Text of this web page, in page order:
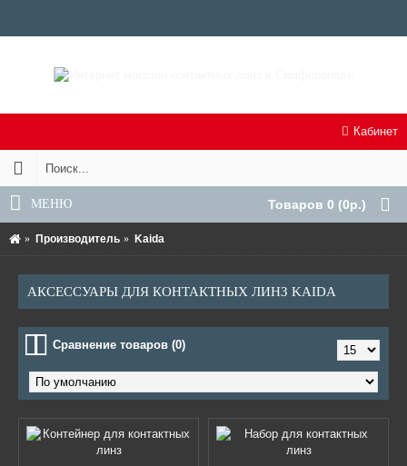
Товаров 0 (0р.)
Кабинет
МЕНЮ
Производитель Kaida
АКСЕССУАРЫ ДЛЯ КОНТАКТНЫХ ЛИНЗ KAIDA
Сравнение товаров (0)